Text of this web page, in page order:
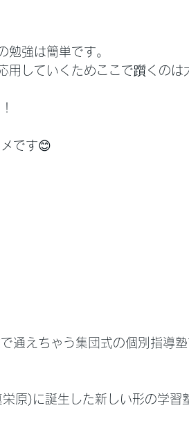
強は簡単です。
用していくためここで躓くの
です😊
通えちゃう集団式の個別指導塾
原)に誕生した新しい形の学習